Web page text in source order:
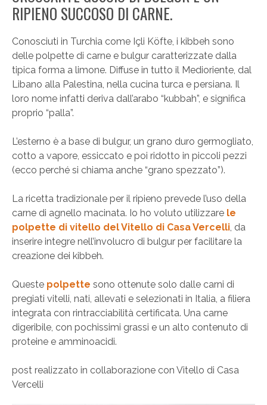
RIPIENO SUCCOSO DI CARNE.
Conosciuti in Turchia come Içli Köfte, i kibbeh sono
delle polpette di carne e bulgur caratterizzate dalla
tipica forma a limone. Diffuse in tutto il Medioriente, dal
Libano alla Palestina, nella cucina turca e persiana. Il
loro nome infatti deriva dall’arabo “kubbah”, e significa
proprio “palla”.
L’esterno è a base di bulgur, un grano duro germogliato,
cotto a vapore, essiccato e poi ridotto in piccoli pezzi
(ecco perché si chiama anche “grano spezzato”).
La ricetta tradizionale per il ripieno prevede l’uso della
carne di agnello macinata. Io ho voluto utilizzare le
polpette di vitello del Vitello di Casa Vercelli, da
inserire integre nell’involucro di bulgur per facilitare la
creazione dei kibbeh.
Queste polpette sono ottenute solo dalle carni di
pregiati vitelli, nati, allevati e selezionati in Italia, a filiera
integrata con rintracciabilità certificata. Una carne
digeribile, con pochissimi grassi e un alto contenuto di
proteine e amminoacidi.
post realizzato in collaborazione con Vitello di Casa
Vercelli